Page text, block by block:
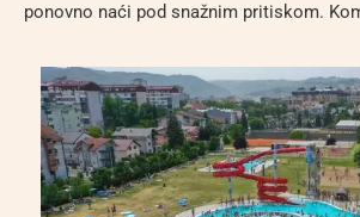
ponovno naći pod snažnim pritiskom.